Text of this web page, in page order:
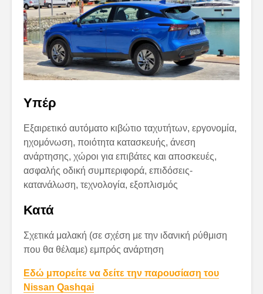
Υπέρ
Εξαιρετικό αυτόματο κιβώτιο ταχυτήτων, εργονομία,
ηχομόνωση, ποιότητα κατασκευής, άνεση
ανάρτησης, χώροι για επιβάτες και αποσκευές,
ασφαλής οδική συμπεριφορά, επιδόσεις-
κατανάλωση, τεχνολογία, εξοπλισμός
Κατά
Σχετικά μαλακή (σε σχέση με την ιδανική ρύθμιση
που θα θέλαμε) εμπρός ανάρτηση
Εδώ μπορείτε να δείτε την παρουσίαση του
Nissan Qashqai